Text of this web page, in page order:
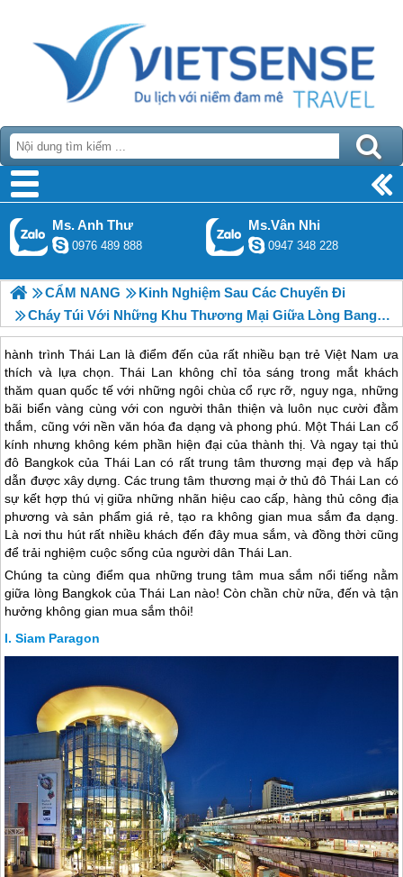
Ms. Anh Thư
0976 489 888
Ms.Vân Nhi
0947 348 228
CẨM NANG
Kinh Nghiệm Sau Các Chuyến Đi
Cháy Túi Với Những Khu Thương Mại Giữa Lòng Bangkok Của Thái Lan
hành trình Thái Lan là điểm đến của rất nhiều bạn trẻ Việt Nam ưa
thích và lựa chọn. Thái Lan không chỉ tỏa sáng trong mắt khách
thăm quan quốc tế với những ngôi chùa cổ rực rỡ, nguy nga, những
bãi biển vàng cùng với con người thân thiện và luôn nục cười đằm
thắm, cũng với nền văn hóa đa dạng và phong phú. Một Thái Lan cổ
kính nhưng không kém phần hiện đại của thành thị. Và ngay tại thủ
đô Bangkok của Thái Lan có rất trung tâm thương mại đẹp và hấp
dẫn được xây dựng. Các trung tâm thương mại ở thủ đô Thái Lan có
sự kết hợp thú vị giữa những nhãn hiệu cao cấp, hàng thủ công địa
phương và sản phẩm giá rẻ, tạo ra không gian mua sắm đa dạng.
Là nơi thu hút rất nhiều khách đến đây mua sắm, và đồng thời cũng
để trải nghiệm cuộc sống của người dân Thái Lan.
Chúng ta cùng điểm qua những trung tâm mua sắm nổi tiếng nằm
giữa lòng Bangkok củaThái Lan nào! Còn chần chừ nữa, đến và tận
hưởng không gian mua sắm thôi!
Siam Paragon